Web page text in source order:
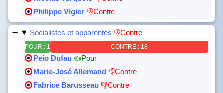
Philippe Vigier 👎Contre
Socialistes et apparentés 👎Contre
POUR : 1 CONTRE : 18
Peio Dufau 👍Pour
Marie-José Allemand 👎Contre
Fabrice Barusseau 👎Contre